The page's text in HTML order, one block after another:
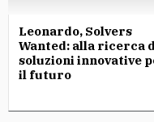
Leonardo, Solvers
Wanted: alla ricerca
soluzioni innovative
il futuro